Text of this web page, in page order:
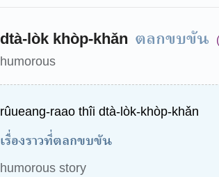
dtà-lòk khòp-khǎn ตลกขบขัน
humorous
rûueang-raao thîi dtà-lòk-khòp-khǎn
เรื่องราวที่ตลกขบขัน
humorous story